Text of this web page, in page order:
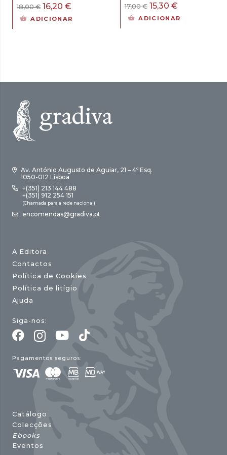
18,00€ O
preço
16,20 €
preço
ADICIONAR
17,00€ O
preço
15,30 €O
preço
ADICIONAR
Av. António Augusto de Aguiar, 21 – 4º Esq.
1050-012 Lisboa
+(351) 213 144 488
+(351) 912 254 151
(Chamada para a rede nacional)
encomendas@gradiva.pt
A Editora
Contactos
Política de Cookies
Política de litígio
Ajuda
Siga-nos:
Pagamentos seguros:
Catálogo
Colecções
Ebooks
Eventos